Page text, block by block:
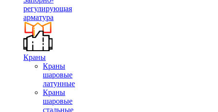
регулирующая
арматура
Краны
Краны
шаровые
латунные
Краны
шаровые
стальные